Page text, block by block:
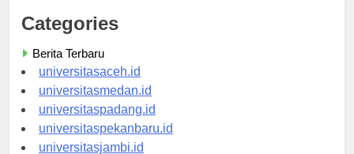
Categories
Berita Terbaru
universitasaceh.id
universitasmedan.id
universitaspadang.id
universitaspekanbaru.id